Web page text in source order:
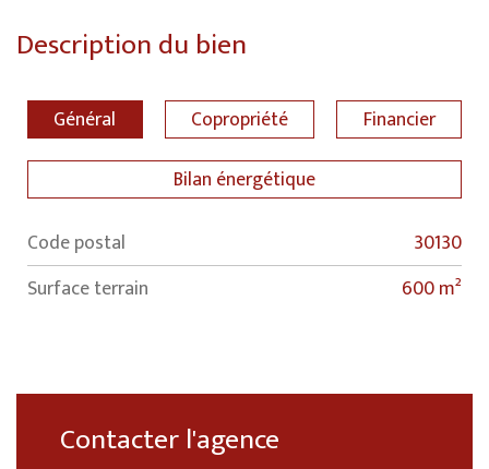
Description du bien
Général Copropriété
Financier
Bilan énergétique
Label Value
Code postal
30130
surface terrain
600 m²
Contacter l'agence